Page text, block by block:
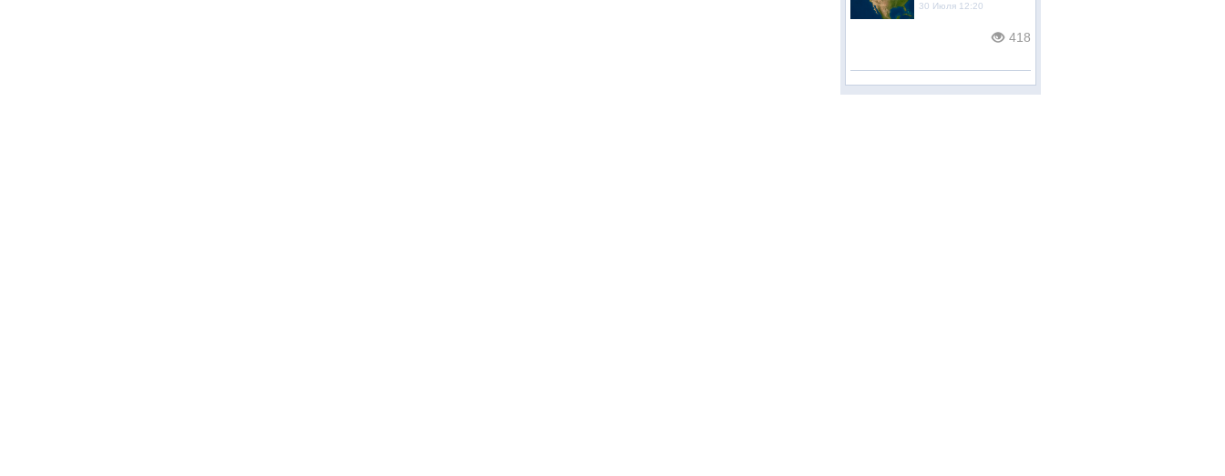
30 Июля 12:20
418